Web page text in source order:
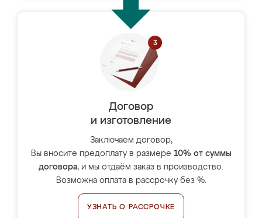
Договор
и изготовление
Заключаем договор,
Вы вносите предоплату в размере 10% от суммы
договора, и мы отдаём заказ в производство.
Возможна оплата в рассрочку без %.
УЗНАТЬ О РАССРОЧКЕ